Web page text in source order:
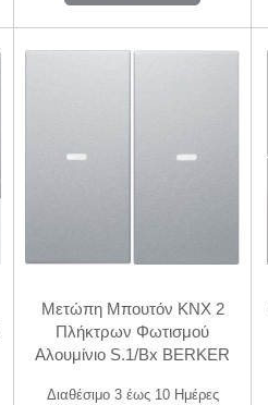
Μετώπη Μπουτόν KNX 2
Πλήκτρων Φωτισμού
Αλουμίνιο S.1/Bx BERKER
Διαθέσιμο 3 έως 10 Ημέρες